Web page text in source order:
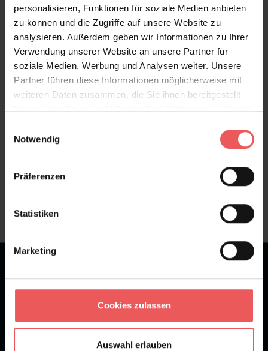
personalisieren, Funktionen für soziale Medien anbieten
zu können und die Zugriffe auf unsere Website zu
analysieren. Außerdem geben wir Informationen zu Ihrer
Verwendung unserer Website an unsere Partner für
soziale Medien, Werbung und Analysen weiter. Unsere
Partner führen diese Informationen möglicherweise mit
weiteren Daten zusammen, die Sie ihnen bereitgestellt
haben oder die sie im Rahmen Ihrer Nutzung der Dienste
Notwendig
Präferenzen
Statistiken
Marketing
Cookies zulassen
Auswahl erlauben
Versand & Zahlung
Bewertungen
FAQ Teilen!
Newsletter